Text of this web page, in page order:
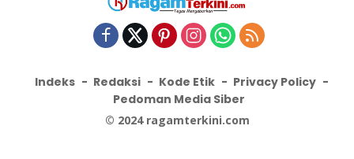
Indeks Redaksi Kode Etik
Privacy Policy
Pedoman Media Siber
© 2024 ragamterkini.com